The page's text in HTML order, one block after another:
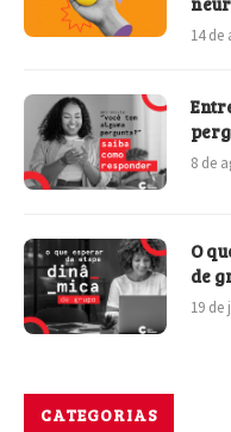
14 de
8 de
O
de
19 de
CATEGORIAS